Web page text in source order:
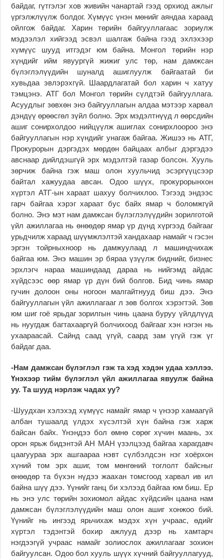
байдаг, гүтгэлэг хов живийн чанартай гээд орхиод ажлыг
үргэлжлүүлж болдог. Хүмүүс үнэн мөнийг аяндаа хараад
ойлгож байдаг. Харин төрийн байгууллагаас зориулж
мэдээлэл хийгээд эсвэл шалгаж байна гээд эхлэхээр
хүмүүс шууд итгэдэг юм байна. Монгол төрийн нэр
хүндийг ийм явуургүй жижиг улс төр, нам дамжсан
бүлэглэлүүдийн шуналд ашиглуулж байгаатай би
хувьдаа эвлэрэхгүй. Шаардлагатай бол харин ч хатуу
тэмцэнэ. АТГ бол Монгол төрийн сүлдтэй байгууллага.
Асуудлыг зөвхөн энэ байгууллагын алдаа мэтээр харвал
дэндүү өрөөсгөл зүйл болно. Эрх мэдэлтнүүд л өөрсдийн
ашиг сонирхолдоо нийцүүлж ашиглах сонирхлоороо энэ
байгууллагын нэр хүндийг унагаж байгаа. Жишээ нь АТГ,
Прокурорын дэргэдэх мөрдөн байцаах албыг дэргэдээ
авснаар дийлдэшгүй эрх мэдэлтэй газар болсон. Хууль
зөрчиж байна гэж маш олон хуульчид эсэргүүцсээр
байтал хажуудаа авсан. Одоо шүүх, прокурорынхон
хүртэл АТГ-ын хараат шахуу болчихлоо. Тэгээд эндээс
гарч байгаа хэрэг хараат бус байх ямар ч боломжгүй
болно. Энэ мэт нам дамжсан бүлэглэлүүдийн зорилготой
үйл ажиллагаа нь өнөөдөр ямар үр дүнд хүргээд байгааг
урьдчилж хараад шүүмжлэлтэй хандахаар намайг ч гэсэн
эргэн тойрныхноор нь дамжуулаад л машиндчихаж
байгаа юм. Энэ машин эр бяраа үзүүлж биднийг, бизнес
эрхлэгч нараа машиндаад дараа нь нийгэмд айдас
хүйдсээс өөр ямар үр дүн бий болгов. Бид чинь ямар
гучин долоон оны ногоон малгайтнууд биш дээ. Энэ
байгууллагын үйл ажиллагааг л зөв болгох хэрэгтэй. Зөв
юм шиг гоё ярьдаг зорилгын чинь цаана буруу үйлдлүүд
нь нуугдаж багтахааргүй болчихоод байгааг хэн нэгэн нь
ухаараасай. Сайнд саад үгүй, саард зам үгүй гэж үг
байдаг даа.
-Нам дамжсан бүлэглэл гэж та хэд хэдэн удаа хэллээ.
Үнэхээр тийм бүлэглэл үйл ажиллагаа явуулж байна
уу. Та шууд нэрлэж чадах уу?
-Шуудхан хэлэхэд хүмүүс намайг ямар ч үнээр хамаагүй
албан тушаалд үлдэх хүсэлтэй хүн байна гэж харж
байсан байх. Үнэндээ бол өмнө сөрөг хүчин маань, эх
орон ярьж бидэнтэй АН МАН үзэлцээд байгаа харагдавч
цаагуураа эрх ашгаараа нэвт сүлбэлдсэн нэг хоёрхон
хүний том эрх ашиг, том мөнгөний тоглолт байсныг
өнөөдөр та бүхэн нүдээ жаахан томсгоод харвал ив ил
байна шүү дээ. Үүнийг ганц би хэлээд байгаа юм биш. Ер
нь энэ улс төрийн зохиомол айдас хүйдсийн цаана нам
дамжсан бүлэглэлүүдийн маш олон ашиг хонжоо бий.
Үүнийг нь ингээд ярьчихаж мэдэх хүн учраас, өдийг
хүртэл тэдэнтэй бохир ажлууд дээр нь хамтарч
нэгдээгүй учраас намайг золиослох ажиллагааг зохион
байгуулсан. Одоо бол хууль шүүх хүчний байгууллагууд,